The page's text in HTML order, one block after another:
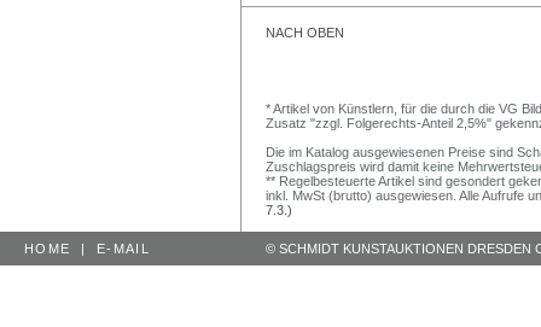
NACH OBEN
* Artikel von Künstlern, für die durch die VG
Zusatz "zzgl. Folgerechts-Anteil 2,5%"
Die im Katalog ausgewiesenen Preise sind
Zuschlagspreis wird damit keine
** Regelbesteuerte Artikel sind gesondert
inkl. MwSt (brutto) ausgewiesen. Alle Aufrufe
7.3.)
HOME | E-MAIL © SCHMIDT KUNSTAUKTIONEN DRESDEN